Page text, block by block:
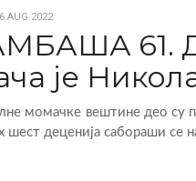
61.
је
момачке вештине део су
шест деценија сабораши се